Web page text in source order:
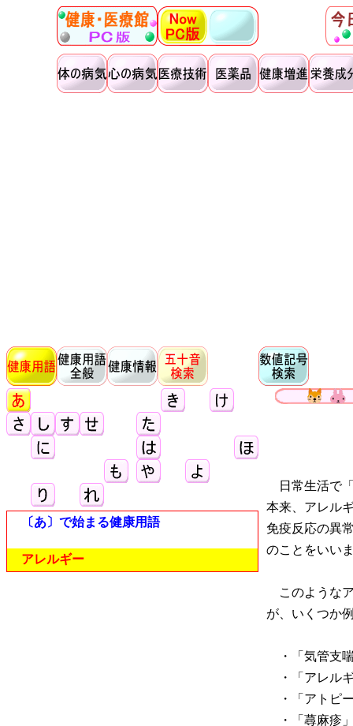
日常生活で
本来、アレル
免疫反応の異
のことをいい
このような
が、いくつか
・「気管支
・「アレル
・「アトピ
・「蕁麻疹
〔あ〕で始まる健康用語
アレルギー